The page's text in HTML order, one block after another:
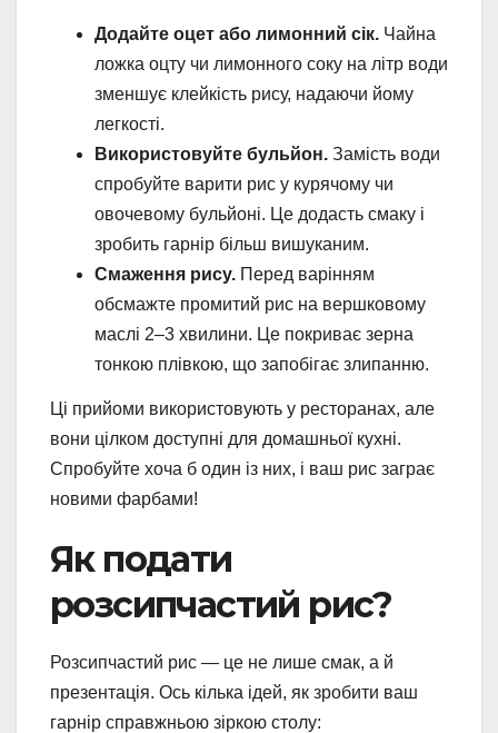
Додайте оцет або лимонний сік. Чайна
ложка оцту чи лимонного соку на літр води
зменшує клейкість рису, надаючи йому
легкості.
Використовуйте бульйон. Замість води
спробуйте варити рис у курячому чи
овочевому бульйоні. Це додасть смаку і
зробить гарнір більш вишуканим.
Смаження рису. Перед варінням
обсмажте промитий рис на вершковому
маслі 2–3 хвилини. Це покриває зерна
тонкою плівкою, що запобігає злипанню.
Ці прийоми використовують у ресторанах, але
вони цілком доступні для домашньої кухні.
Спробуйте хоча б один із них, і ваш рис заграє
новими фарбами!
Як подати
розсипчастий рис?
Розсипчастий рис — це не лише смак, а й
презентація. Ось кілька ідей, як зробити ваш
гарнір справжньою зіркою столу: